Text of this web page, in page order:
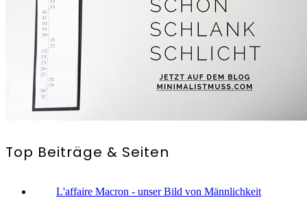
Top Beiträge & Seiten
L'affaire Macron - unser Bild von Männlichkeit